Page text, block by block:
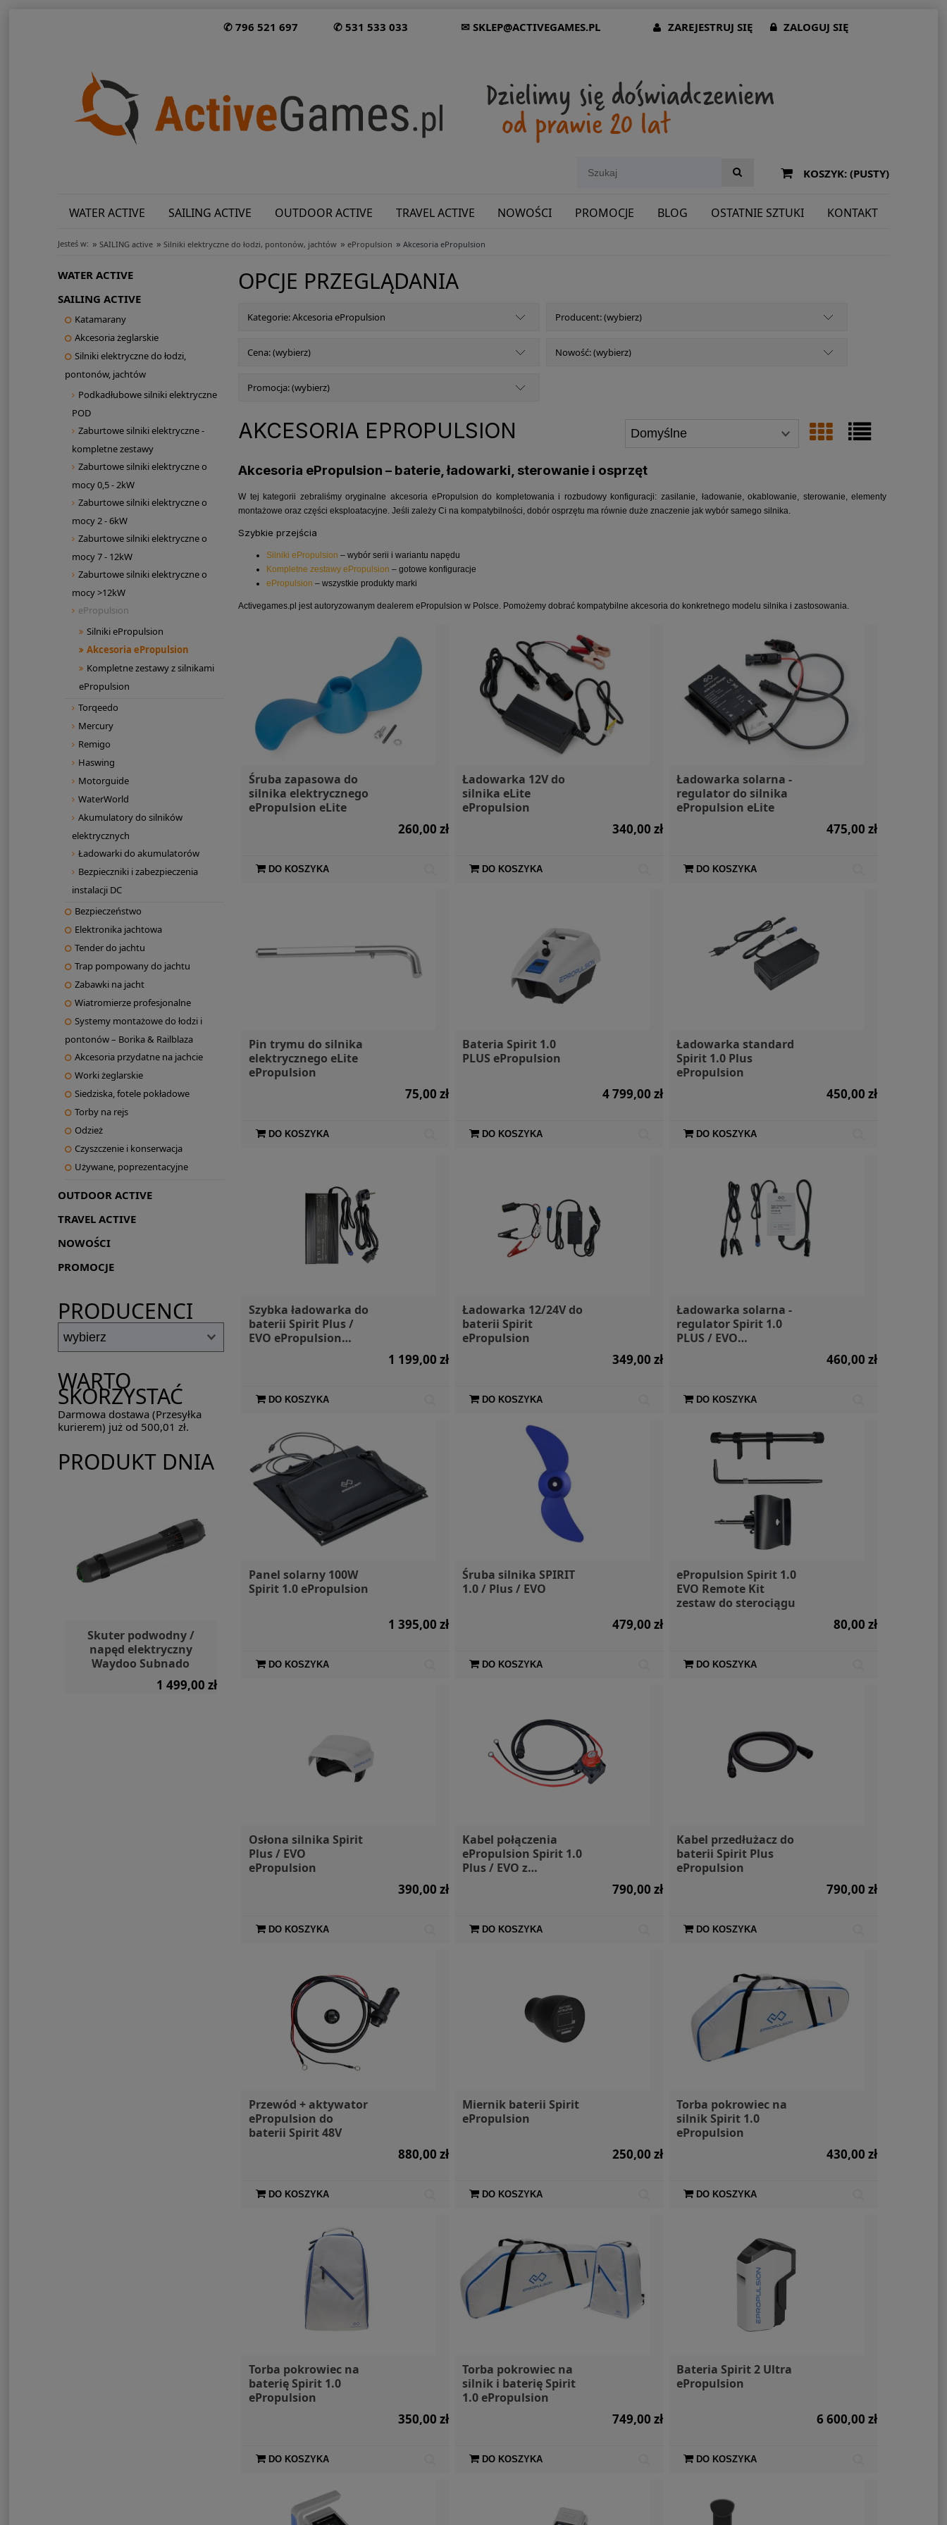
✆ 796 521 697 ✆ 531 533 033 ✉ SKLEP@ACTIVEGAMES.PL ZAREJESTRUJ SIĘ ZALOGUJ SIĘ
KOSZYK: (PUSTY)
WATER ACTIVE SAILING ACTIVE OUTDOOR ACTIVE TRAVEL ACTIVE NOWOŚCI PROMOCJE BLOG OSTATNIE SZTUKI KONTAKT
SHOWROOM: ODWIEDŹ NAS NA ŚLĄSKU!
Jesteś w: » SAILING active » Silniki elektryczne do łodzi, pontonów, jachtów » ePropulsion » Akcesoria ePropulsion
WATER ACTIVE
SAILING ACTIVE
Katamarany
Akcesoria żeglarskie
Silniki elektryczne do łodzi,
pontonów, jachtów
Podkadłubowe silniki elektryczne
POD
Zaburtowe silniki elektryczne -
kompletne zestawy
Zaburtowe silniki elektryczne o
mocy 0,5 - 2kW
Zaburtowe silniki elektryczne o
mocy 2 - 6kW
Zaburtowe silniki elektryczne o
mocy 7 - 12kW
Zaburtowe silniki elektryczne o
mocy >12kW
ePropulsion
Silniki ePropulsion
Akcesoria ePropulsion
Kompletne zestawy z silnikami
ePropulsion
Torqeedo
Mercury
Remigo
Haswing
Motorguide
WaterWorld
Akumulatory do silników
elektrycznych
Ładowarki do akumulatorów
Bezpieczniki i zabezpieczenia
instalacji DC
Bezpieczeństwo
Elektronika jachtowa
Tender do jachtu
Trap pompowany do jachtu
Zabawki na jacht
Wiatromierze profesjonalne
Systemy montażowe do łodzi i
pontonów – Borika & Railblaza
Akcesoria przydatne na jachcie
Worki żeglarskie
Siedziska, fotele pokładowe
Torby na rejs
Odzież
Czyszczenie i konserwacja
Używane, poprezentacyjne
OUTDOOR ACTIVE
TRAVEL ACTIVE
NOWOŚCI
PROMOCJE
PRODUCENCI
WARTO
SKORZYSTAĆ
Darmowa dostawa (Przesyłka
kurierem) już od 500,01 zł.
PRODUKT DNIA
Skuter podwodny /
napęd elektryczny
Waydoo Subnado
1 499,00 zł
SIGG Butelka Mountain
SIGG Butelka X Moomin
OPCJE PRZEGLĄDANIA
Kategorie: Akcesoria ePropulsion Producent: (wybierz)
Cena: (wybierz) Nowość: (wybierz)
Promocja: (wybierz)
AKCESORIA EPROPULSION
Akcesoria ePropulsion – baterie, ładowarki, sterowanie i osprzęt
W tej kategorii zebraliśmy oryginalne akcesoria ePropulsion do kompletowania i rozbudowy konfiguracji: zasilanie, ładowanie, okablowanie, sterowanie, elementy
montażowe oraz części eksploatacyjne. Jeśli zależy Ci na kompatybilności, dobór osprzętu ma równie duże znaczenie jak wybór samego silnika.
Szybkie przejścia
Silniki ePropulsion – wybór serii i wariantu napędu
Kompletne zestawy ePropulsion – gotowe konfiguracje
ePropulsion – wszystkie produkty marki
Activegames.pl jest autoryzowanym dealerem ePropulsion w Polsce. Pomożemy dobrać kompatybilne akcesoria do konkretnego modelu silnika i zastosowania.
Śruba zapasowa do
silnika elektrycznego
ePropulsion eLite
260,00 zł
DO KOSZYKA
Ładowarka 12V do
silnika eLite
ePropulsion
340,00 zł
DO KOSZYKA
Ładowarka solarna -
regulator do silnika
ePropulsion eLite
475,00 zł
DO KOSZYKA
Pin trymu do silnika
elektrycznego eLite
ePropulsion
75,00 zł
DO KOSZYKA
Bateria Spirit 1.0
PLUS ePropulsion
4 799,00 zł
DO KOSZYKA
Ładowarka standard
Spirit 1.0 Plus
ePropulsion
450,00 zł
DO KOSZYKA
Szybka ładowarka do
baterii Spirit Plus /
EVO ePropulsion
1 199,00 zł
DO KOSZYKA
Ładowarka 12/24V do
baterii Spirit
ePropulsion
349,00 zł
DO KOSZYKA
Ładowarka solarna -
regulator Spirit 1.0
PLUS / EVO
460,00 zł
DO KOSZYKA
Panel solarny 100W
Spirit 1.0 ePropulsion
1 395,00 zł
DO KOSZYKA
Śruba silnika SPIRIT
1.0 / Plus / EVO
479,00 zł
DO KOSZYKA
ePropulsion Spirit 1.0
EVO Remote Kit
zestaw do sterociągu
80,00 zł
DO KOSZYKA
Osłona silnika Spirit
Plus / EVO
ePropulsion
390,00 zł
DO KOSZYKA
Kabel połączenia
ePropulsion Spirit 1.0
Plus / EVO z
790,00 zł
DO KOSZYKA
Kabel przedłużacz do
baterii Spirit Plus
ePropulsion
790,00 zł
DO KOSZYKA
Przewód + aktywator
ePropulsion do
baterii Spirit 48V
880,00 zł
DO KOSZYKA
Miernik baterii Spirit
ePropulsion
250,00 zł
DO KOSZYKA
Torba pokrowiec na
silnik Spirit 1.0
ePropulsion
430,00 zł
DO KOSZYKA
Torba pokrowiec na
baterię Spirit 1.0
ePropulsion
350,00 zł
DO KOSZYKA
Torba pokrowiec na
silnik i baterię Spirit
1.0 ePropulsion
749,00 zł
DO KOSZYKA
Bateria Spirit 2 Ultra
ePropulsion
6 600,00 zł
DO KOSZYKA